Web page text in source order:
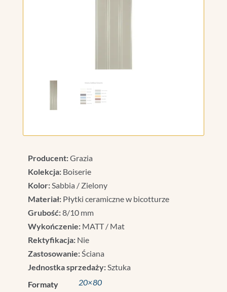
Producent:Grazia
Kolekcja:Boiserie
Kolor:Sabbia / Zielony
Materiał:Płytki ceramiczne w bicotturze
Grubość:8/10 mm
Wykończenie:MATT / Mat
Rektyfikacja:Nie
Zastosowanie:Ściana
Jednostka sprzedaży:Sztuka
Formaty
20×80